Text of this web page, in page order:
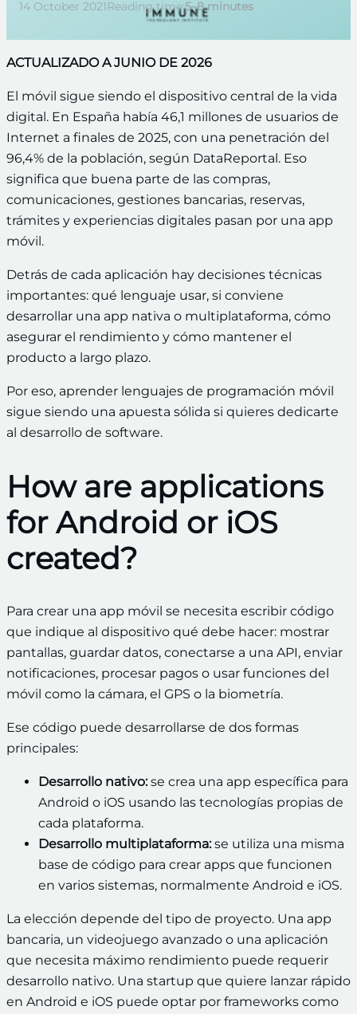
14 October 2021Reading time:5–8 minutes
ACTUALIZADO A JUNIO DE 2026
El móvil sigue siendo el dispositivo central de la vida
digital. En España había 46,1 millones de usuarios de
Internet a finales de 2025, con una penetración del
96,4% de la población, según DataReportal. Eso
significa que buena parte de las compras,
comunicaciones, gestiones bancarias, reservas,
trámites y experiencias digitales pasan por una app
móvil.
Detrás de cada aplicación hay decisiones técnicas
importantes: qué lenguaje usar, si conviene
desarrollar una app nativa o multiplataforma, cómo
asegurar el rendimiento y cómo mantener el
producto a largo plazo.
Por eso, aprender lenguajes de programación móvil
sigue siendo una apuesta sólida si quieres dedicarte
al desarrollo de software.
How are applications
for Android or iOS
created?
Para crear una app móvil se necesita escribir código
que indique al dispositivo qué debe hacer: mostrar
pantallas, guardar datos, conectarse a una API, enviar
notificaciones, procesar pagos o usar funciones del
móvil como la cámara, el GPS o la biometría.
Ese código puede desarrollarse de dos formas
principales:
Desarrollo nativo:se crea una app específica para
Android o iOS usando las tecnologías propias de
cada plataforma.
Desarrollo multiplataforma:se utiliza una misma
base de código para crear apps que funcionen
en varios sistemas, normalmente Android e iOS.
La elección depende del tipo de proyecto. Una app
bancaria, un videojuego avanzado o una aplicación
que necesita máximo rendimiento puede requerir
desarrollo nativo. Una startup que quiere lanzar rápido
en Android e iOS puede optar por frameworks como